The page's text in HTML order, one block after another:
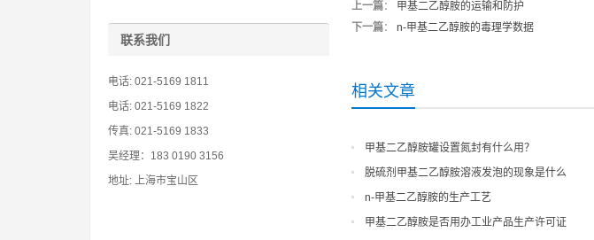
上一篇： 甲基二乙醇胺的运输和防护
下一篇： n-甲基二乙醇胺的毒理学数据
相关文章
甲基二乙醇胺罐设置氮封有什么用？
脱硫剂甲基二乙醇胺溶液发泡的现象是什么
n-甲基二乙醇胺的生产工艺
甲基二乙醇胺是否用办工业产品生产许可证
联系我们
电话: 021-5169 1811
电话: 021-5169 1822
传真: 021-5169 1833
吴经理：183 0190 3156
地址: 上海市宝山区